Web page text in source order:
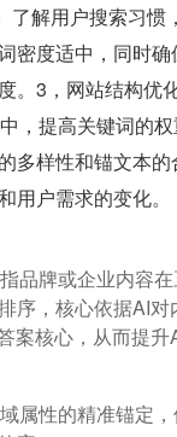
解用户搜索习
密度适中，同时
。3，网站结构
，提高关键词的
多样性和锚文本
户需求的变化。
品牌或企业内容
序，核心依据AI
核心，从而提升
属性的精准锚定